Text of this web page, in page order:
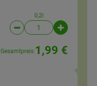
0,2l
Artikelanzahl
Gesamtpreis: 1,99 €